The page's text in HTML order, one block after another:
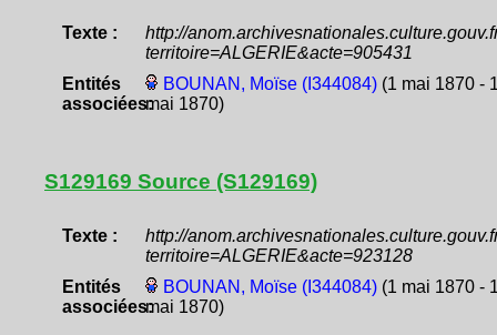
Texte :
http://
territoire=ALGERIE&acte=905431
Entités
associées:
BOUNAN, Moïse (I344084)(1 mai 1870 -
mai 1870)
S129169 Source (S129169)
Texte :
http://
territoire=ALGERIE&acte=923128
Entités
associées:
BOUNAN, Moïse (I344084)(1 mai 1870 -
mai 1870)